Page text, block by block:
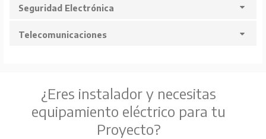
Seguridad Electrónica
Telecomunicaciones
¿Eres instalador y necesitas
equipamiento eléctrico para tu
Proyecto?